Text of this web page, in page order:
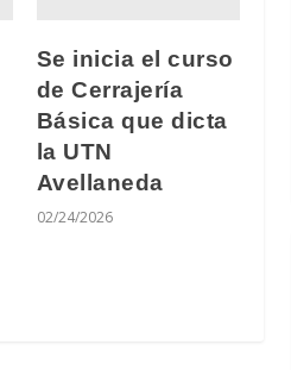
Se inicia el curso
de Cerrajería
Básica que dicta
la UTN
Avellaneda
02/24/2026